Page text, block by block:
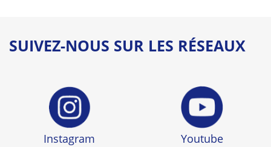
SUIVEZ-NOUS SUR LES RÉSEAUX
Instagram Youtube